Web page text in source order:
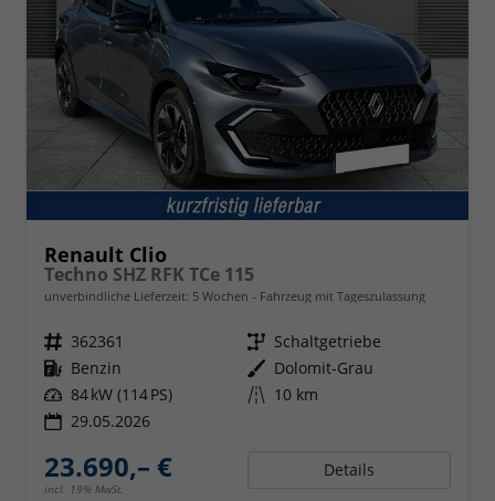
Renault Clio
Techno SHZ RFK TCe 115
unverbindliche Lieferzeit: 5 Wochen Fahrzeug mit Tageszulassung
Fahrzeugnr. 362361 Getriebe Schaltgetriebe
Kraftstoff Benzin Außenfarbe Dolomit-Grau
Leistung 84 kW (114 PS) Kilometerstand 10 km
29.05.2026
23.690,– €
incl. 19% MwSt.
Details